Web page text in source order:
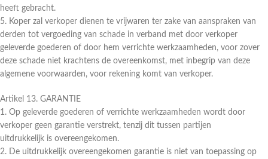
heeft gebracht.
5. Koper zal verkoper dienen te vrijwaren ter zake van aanspraken van
derden tot vergoeding van schade in verband met door verkoper
geleverde goederen of door hem verrichte werkzaamheden, voor zover
deze schade niet krachtens de overeenkomst, met inbegrip van deze
algemene voorwaarden, voor rekening komt van verkoper.
Artikel 13. GARANTIE
1. Op geleverde goederen of verrichte werkzaamheden wordt door
verkoper geen garantie verstrekt, tenzij dit tussen partijen
uitdrukkelijk is overeengekomen.
2. De uitdrukkelijk overeengekomen garantie is niet van toepassing op